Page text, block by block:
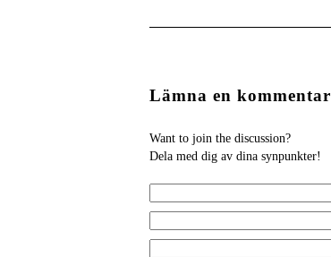
Lämna en kommentar
Want to join the discussion?
Dela med dig av dina synpunkter!